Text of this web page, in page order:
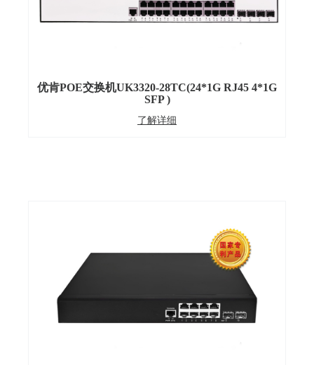
优肯POE交换机UK3320-28TC(24*1G RJ45 4*1G
SFP )
了解详细